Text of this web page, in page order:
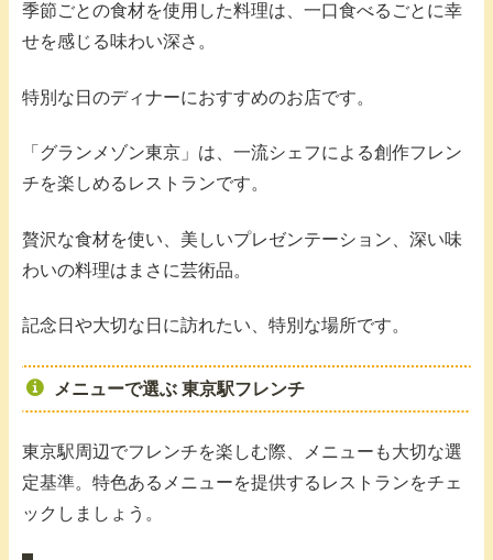
季節ごとの食材を使用した料理は、一口食べるごとに幸
せを感じる味わい深さ。
特別な日のディナーにおすすめのお店です。
「グランメゾン東京」は、一流シェフによる創作フレン
チを楽しめるレストランです。
贅沢な食材を使い、美しいプレゼンテーション、深い味
わいの料理はまさに芸術品。
記念日や大切な日に訪れたい、特別な場所です。
メニューで選ぶ 東京駅フレンチ
東京駅周辺でフレンチを楽しむ際、メニューも大切な選
定基準。特色あるメニューを提供するレストランをチェ
ックしましょう。